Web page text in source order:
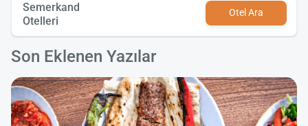
Semerkand
Otelleri
Otel Ara
Son Eklenen Yazılar